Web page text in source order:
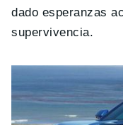
dado esperanzas
supervivencia.